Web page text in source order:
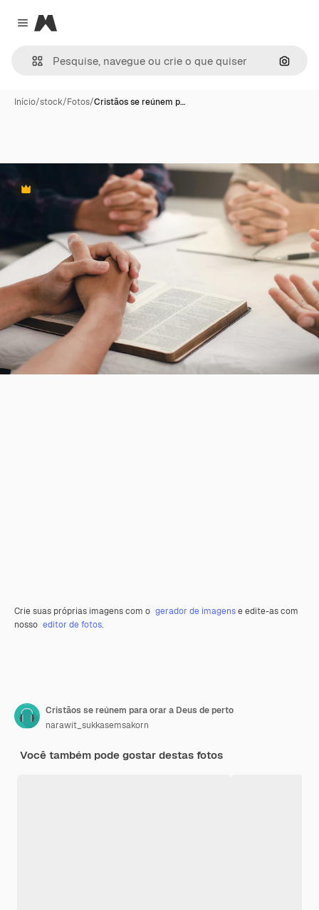
Close menu
Magnific
Início/stock/Fotos/Cristãos se reúnem p…
Premium
Crie suas próprias imagens com o gerador de imagense edite-as com
nosso editor de fotos.
Cristãos se reúnem para orar a Deus de perto
narawit_sukkasemsakorn
Você também pode gostar destas fotos